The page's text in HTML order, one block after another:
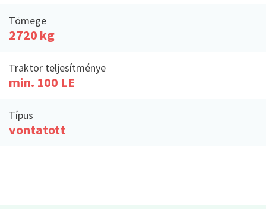
Tömege
2720 kg
Traktor teljesítménye
min. 100 LE
Típus
vontatott